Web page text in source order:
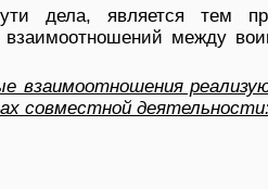
дела, является тем
между
взаимоотношения
совместной деятельности: